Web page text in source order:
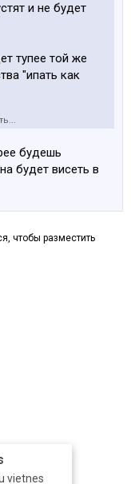
vietnes
и не будет
тупее той же
"ипать как
к агрегатам
будешь
будет висеть в
чтобы разместить